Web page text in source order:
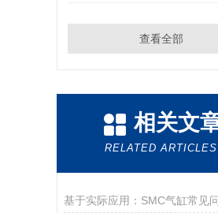
查看全部
相关文
RELATED ARTICLES